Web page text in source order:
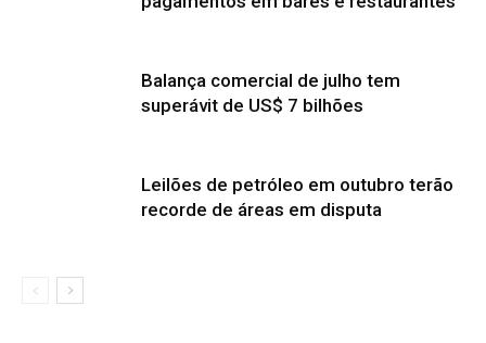
Balança comercial de julho tem
superávit de US$ 7 bilhões
Leilões de petróleo em outubro terão
recorde de áreas em disputa